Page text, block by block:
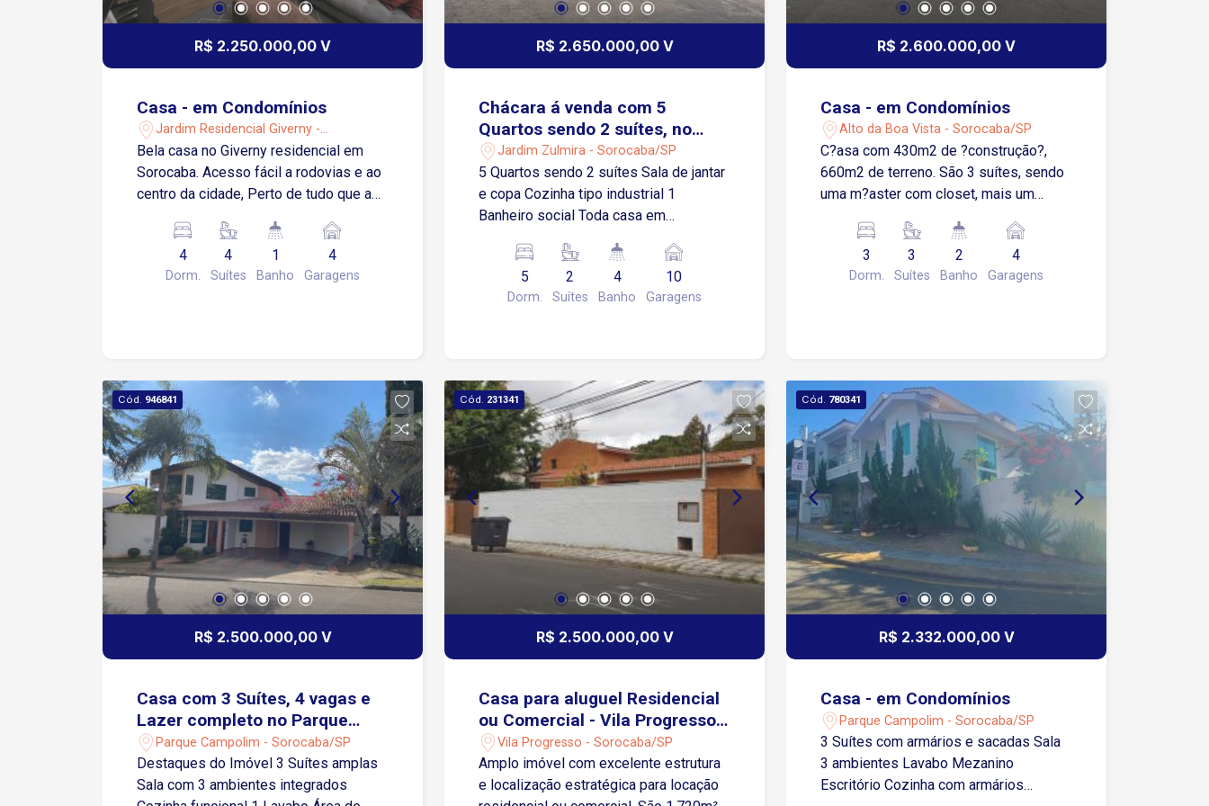
comerciais e serviços da cidade.
conveniências.
R$ 2.250.000,00 V
Casa - em Condomínios
Jardim Residencial Giverny -
Sorocaba/SP
Bela casa no Giverny residencial em
Sorocaba. Acesso fácil a rodovias e ao
centro da cidade, Perto de tudo que a
mercados e outros. Pavimento térreo:
Sala com pé direito alto, boa
luminosidade natural Cozinha modulada
04 vagas de garagem, sendo 02
cobertas Pavimento superior: 03
amplas suítes, com varanda 01 delas
com closet e hidro armários
Diferenciais: aquecedor solar, ar
condicionado, pisos em porcelanato e
laminado vinilico ótima localização no
condomínio! Venha agendar sua visita.
Aceita financiamento bancário
4
Dorm.
4
Suítes
1
Banho
4
Garagens
R$ 2.650.000,00 V
Chácara á venda com 5
Quartos sendo 2 suítes, no
Jardim Zulmira em Sorocaba-
SP
Jardim Zulmira - Sorocaba/SP
5 Quartos sendo 2 suítes Sala de jantar
e copa Cozinha tipo industrial 1
Banheiro social Toda casa em
250m² quadrados de gramados,
árvores frutíferas, pomar em
desenvolvimento, lavanderia, dispensa.
repouso, escolinha infantil. Localização
privilegiada, próximo ao centro,
shopping Sorocaba, escolas,
supermercados, rede bancária.
5
Dorm.
2
Suítes
4
Banho
10
Garagens
R$ 2.600.000,00 V
Casa - em Condomínios
Alto da Boa Vista - Sorocaba/SP
C?asa com 430m2 de ?construção?,
660m2 de terreno. São 3 suítes, sendo
uma m?aster com closet, mais um
e mais dois lavabos. sala ampla com 4
ambientes, mezanino ?com ? mais uma
sala, um escritório?. ?Cozinha
piscina, área de lazer com
churrasqueira, fogão a lenha, forno a
lenha, sala de jogos?,? churrasqueira e
pomar ao fundo das suítes. ?Imóvel
com três? entradas?, ? sendo uma
principal pela sala, uma pela garagem e
outra pelo pomar. aquecimento a gás,
acabamento de alto
3
Dorm.
3
Suítes
2
Banho
4
Garagens
Cód. 946841
R$ 2.500.000,00 V
Casa com 3 Suítes, 4 vagas e
Lazer completo no Parque
Campolim!
Parque Campolim - Sorocaba/SP
Destaques do Imóvel 3 Suítes amplas
Sala com 3 ambientes integrados
Cód. 231341
R$ 2.500.000,00 V
Casa para aluguel Residencial
ou Comercial - Vila Progresso -
Sorocaba/SP
Vila Progresso - Sorocaba/SP
Amplo imóvel com excelente estrutura
e localização estratégica para locação
Cód. 780341
R$ 2.332.000,00 V
Casa - em Condomínios
Parque Campolim - Sorocaba/SP
3 Suítes com armários e sacadas Sala
3 ambientes Lavabo Mezanino
Escritório Cozinha com armários